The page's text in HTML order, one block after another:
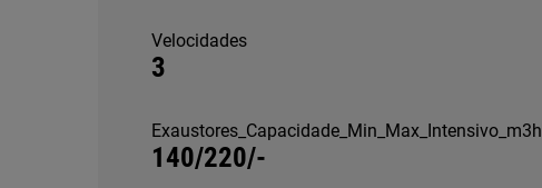
Velocidades
3
Exaustores_Capacidade_Min_Max_Intensivo_m3h
140/220/-